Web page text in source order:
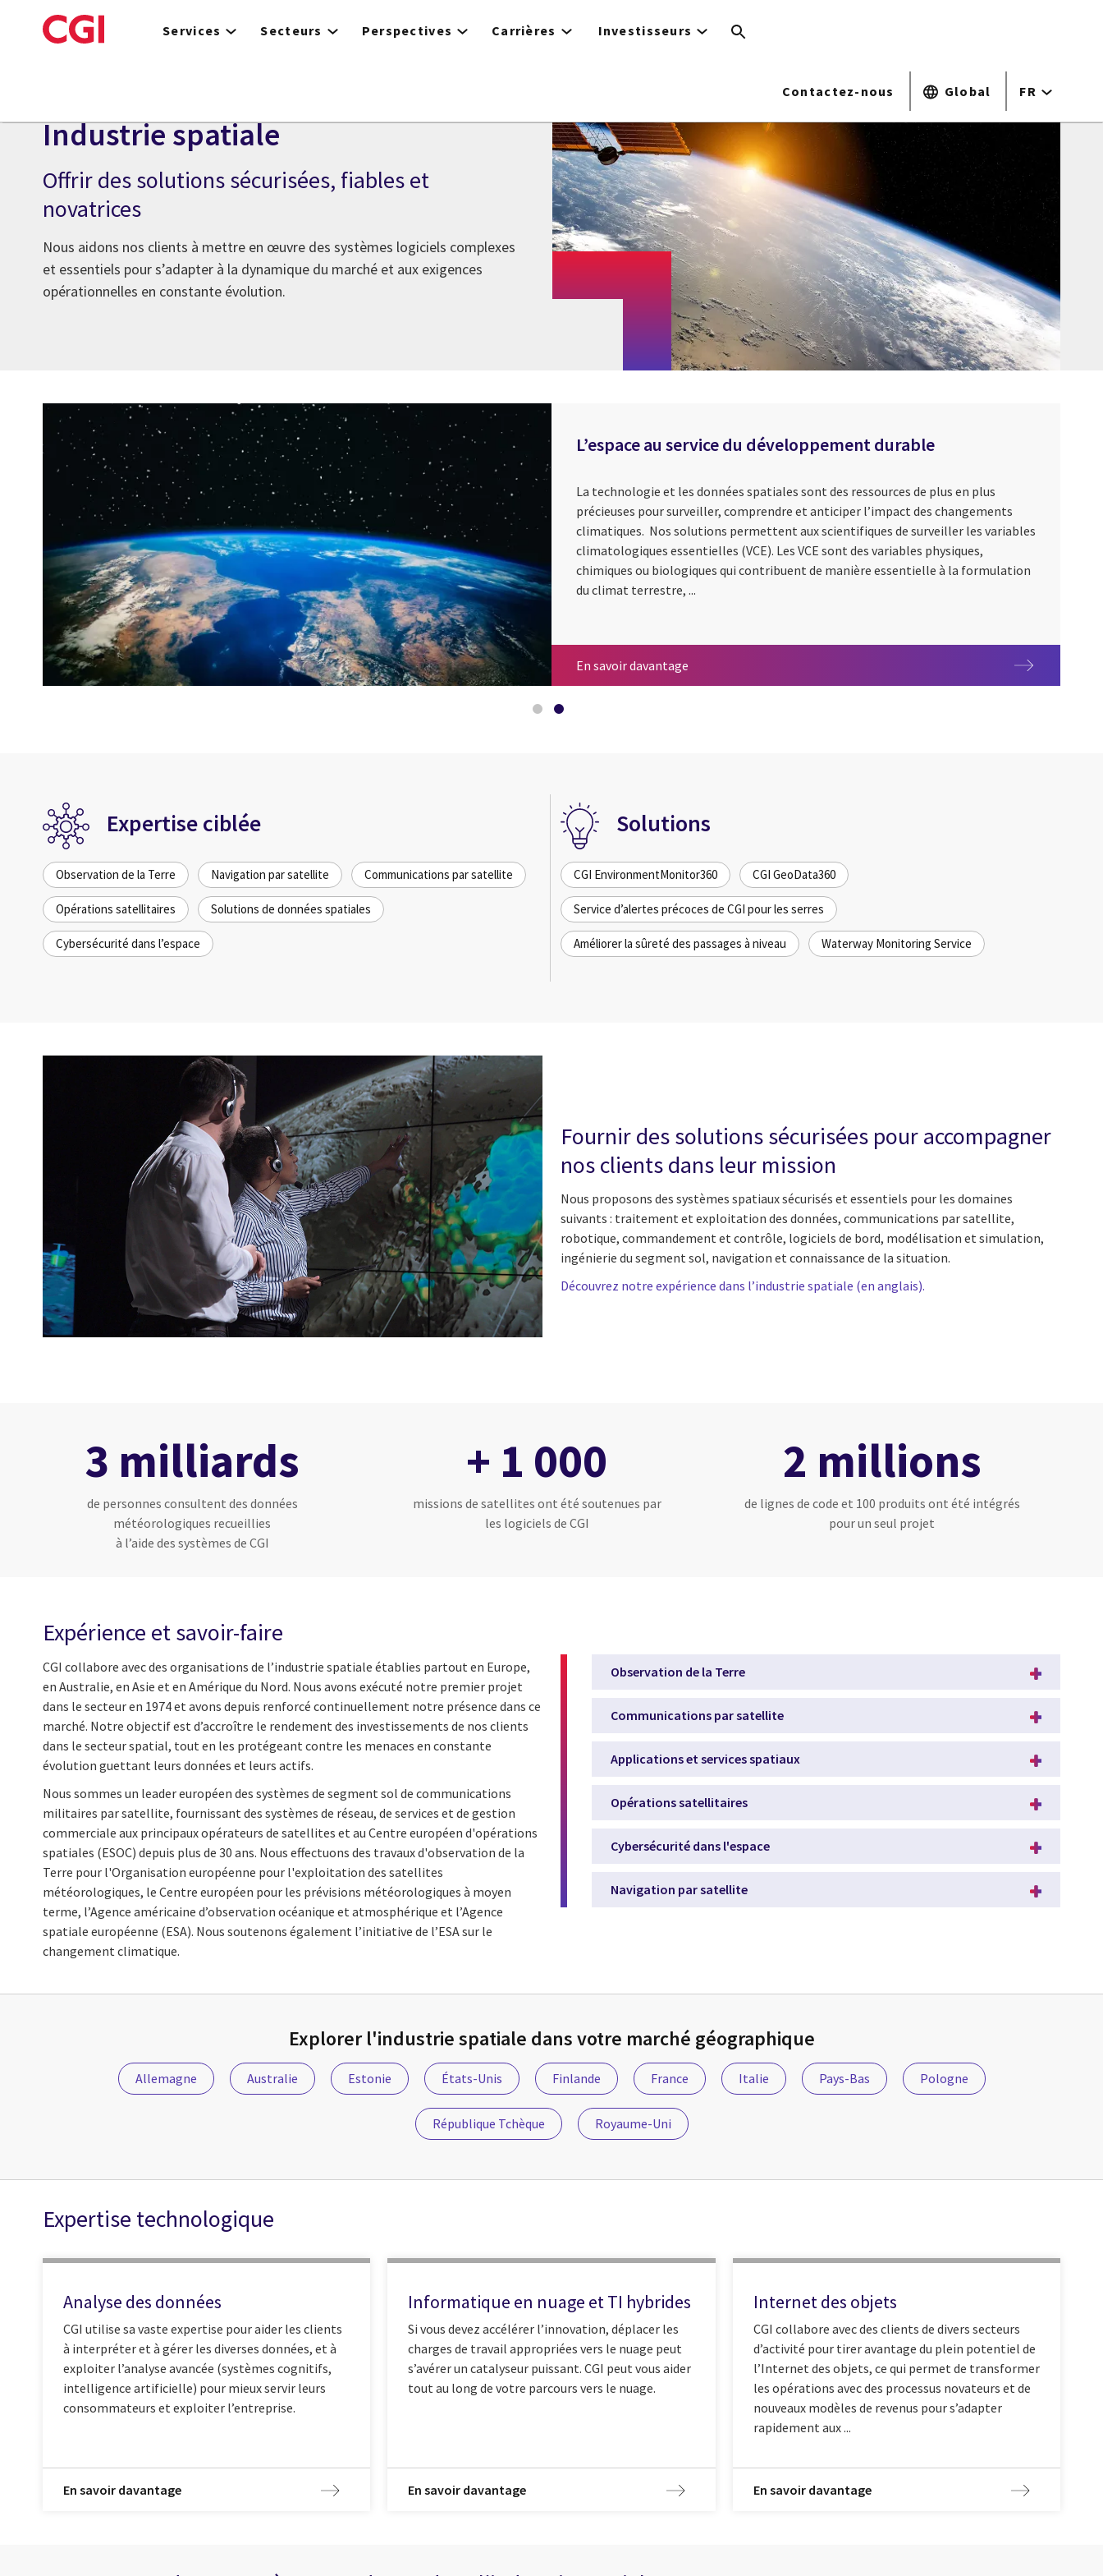
to
Services Secteurs Perspectives Carrières Investisseurs
Contactez-nous Global FR
Industrie spatiale
Offrir des solutions sécurisées, fiables et
novatrices
Nous aidons nos clients à mettre en œuvre des systèmes logiciels complexes
et essentiels pour s’adapter à la dynamique du marché et aux exigences
opérationnelles en constante évolution.
L’espace au service du développement durable
La technologie et les données spatiales sont des ressources de plus en plus
précieuses pour surveiller, comprendre et anticiper l’impact des changements
climatiques. Nos solutions permettent aux scientifiques de surveiller les variables
climatologiques essentielles (VCE). Les VCE sont des variables physiques,
chimiques ou biologiques qui contribuent de manière essentielle à la formulation
du climat terrestre, ...
En savoir davantage
Expertise ciblée
Observation de la Terre Navigation par satellite Communications par satellite
Opérations satellitaires Solutions de données spatiales
Cybersécurité dans l’espace
Solutions
CGI EnvironmentMonitor360 CGI GeoData360
Service d’alertes précoces de CGI pour les serres
Améliorer la sûreté des passages à niveau Waterway Monitoring Service
Fournir des solutions sécurisées pour accompagner
nos clients dans leur mission
Nous proposons des systèmes spatiaux sécurisés et essentiels pour les domaines
suivants : traitement et exploitation des données, communications par satellite,
robotique, commandement et contrôle, logiciels de bord, modélisation et simulation,
ingénierie du segment sol, navigation et connaissance de la situation.
Découvrez notre expérience dans l’industrie spatiale (en anglais).
3 milliards
de personnes consultent des données
météorologiques recueillies
à l’aide des systèmes de CGI
+ 1 000
missions de satellites ont été soutenues par
les logiciels de CGI
2 millions
de lignes de code et 100 produits ont été intégrés
pour un seul projet
Expérience et savoir-faire
CGI collabore avec des organisations de l’industrie spatiale établies partout en Europe,
en Australie, en Asie et en Amérique du Nord. Nous avons exécuté notre premier projet
dans le secteur en 1974 et avons depuis renforcé continuellement notre présence dans ce
marché. Notre objectif est d’accroître le rendement des investissements de nos clients
dans le secteur spatial, tout en les protégeant contre les menaces en constante
évolution guettant leurs données et leurs actifs.
Nous sommes un leader européen des systèmes de segment sol de communications
militaires par satellite, fournissant des systèmes de réseau, de services et de gestion
commerciale aux principaux opérateurs de satellites et au Centre européen d'opérations
spatiales (ESOC) depuis plus de 30 ans. Nous effectuons des travaux d'observation de la
Terre pour l'Organisation européenne pour l'exploitation des satellites
météorologiques, le Centre européen pour les prévisions météorologiques à moyen
terme, l’Agence américaine d’observation océanique et atmosphérique et l’Agence
spatiale européenne (ESA). Nous soutenons également l’initiative de l’ESA sur le
changement climatique.
Observation de la Terre
Communications par satellite
Applications et services spatiaux
Opérations satellitaires
Cybersécurité dans l'espace
Navigation par satellite
Explorer l'industrie spatiale dans votre marché géographique
Allemagne Australie Estonie États-Unis Finlande France Italie Pays-Bas Pologne
République Tchèque Royaume-Uni
Expertise technologique
Analyse des données
CGI utilise sa vaste expertise pour aider les clients
à interpréter et à gérer les diverses données, et à
exploiter l’analyse avancée (systèmes cognitifs,
intelligence artificielle) pour mieux servir leurs
consommateurs et exploiter l’entreprise.
En savoir davantage
Informatique en nuage et TI hybrides
Si vous devez accélérer l’innovation, déplacer les
charges de travail appropriées vers le nuage peut
s’avérer un catalyseur puissant. CGI peut vous aider
tout au long de votre parcours vers le nuage.
En savoir davantage
Internet des objets
CGI collabore avec des clients de divers secteurs
d’activité pour tirer avantage du plein potentiel de
l’Internet des objets, ce qui permet de transformer
les opérations avec des processus novateurs et de
nouveaux modèles de revenus pour s’adapter
rapidement aux ...
En savoir davantage